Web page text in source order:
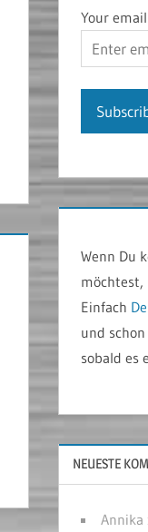
Your
Wenn Du
möchtest,
Einfach
und
sobald es
NEUESTE
Annika